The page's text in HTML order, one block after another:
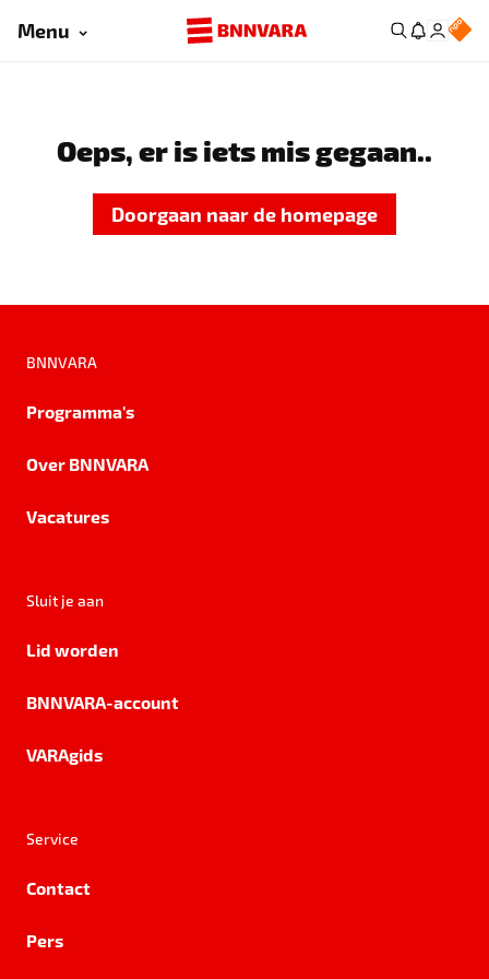
Menu
Oeps, er is iets mis gegaan..
Doorgaan naar de homepage
BNNVARA
Programma's
Over BNNVARA
Vacatures
Sluit je aan
Lid worden
BNNVARA-account
VARAgids
Service
Contact
Pers